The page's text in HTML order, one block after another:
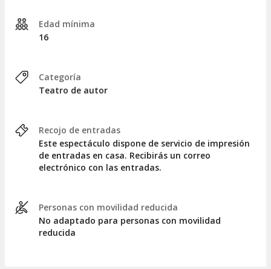
Edad mínima
16
Categoría
Teatro de autor
Recojo de entradas
Este espectáculo dispone de servicio de impresión
de entradas en casa. Recibirás un correo
electrónico con las entradas.
Personas con movilidad reducida
No adaptado para personas con movilidad
reducida